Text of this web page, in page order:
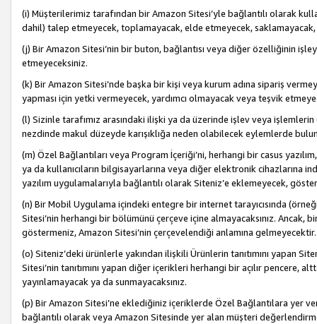
(i) Müşterilerimiz tarafından bir Amazon Sitesi’yle bağlantılı olarak
dahil) talep etmeyecek, toplamayacak, elde etmeyecek,
(j) Bir Amazon Sitesi’nin bir buton, bağlantısı veya diğer özelliğinin
etmeyeceksiniz.
(k) Bir Amazon Sitesi’nde başka bir kişi veya kurum adına sipariş
yapması için yetki vermeyecek, yardımcı olmayacak veya teşvik
(l) Sizinle tarafımız arasındaki ilişki ya da üzerinde işlev veya
nezdinde makul düzeyde karışıklığa neden olabilecek eylemlerde
(m) Özel Bağlantıları veya Program İçeriği’ni, herhangi bir casus
ya da kullanıcıların bilgisayarlarına veya diğer elektronik
yazılım uygulamalarıyla bağlantılı olarak Siteniz’e eklemeyecek,
(n) Bir Mobil Uygulama içindeki entegre bir internet tarayıcısında
Sitesi’nin herhangi bir bölümünü çerçeve içine almayacaksınız. Ancak,
göstermeniz, Amazon Sitesi’nin çerçevelendiği anlamına gelmeyecektir.
(o) Siteniz’deki ürünlerle yakından ilişkili Ürünlerin tanıtımını yapan
Sitesi’nin tanıtımını yapan diğer içerikleri herhangi bir açılır pencere,
yayınlamayacak ya da sunmayacaksınız.
(p) Bir Amazon Sitesi’ne eklediğiniz içeriklerde Özel Bağlantılara yer
bağlantılı olarak veya Amazon Sitesinde yer alan müşteri